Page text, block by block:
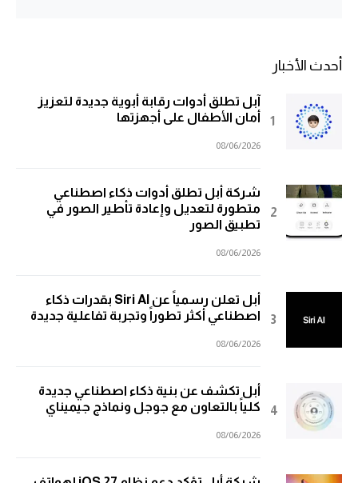
أحدث الأخبار
آبل تطلق أدوات رقابة أبوية جديدة لتعزيز
أمان الأطفال على أجهزتها
08/06/2026
شركة أبل تطلق أدوات ذكاء اصطناعي
متطورة لتعديل وإعادة تأطير الصور في
تطبيق الصور
08/06/2026
أبل تعلن رسمياً عن Siri AI بقدرات ذكاء
اصطناعي أكثر تطوراً وتجربة تفاعلية جديدة
08/06/2026
أبل تكشف عن بنية ذكاء اصطناعي جديدة
كلياً بالتعاون مع جوجل ونماذج جيميناي
08/06/2026